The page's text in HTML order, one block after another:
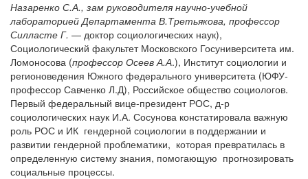
Назаренко С.А., зам руководителя научно-учебной
лабораторией Департамента В.Третьякова, профессор
Силласте Г. — доктор социологических наук),
Социологический факультет Московского Госуниверситета им.
Ломоносова (профессор Осеев А.А.), Институт социологии и
регионоведения Южного федерального университета (ЮФУ-
профессор Савченко Л.Д), Российское общество социологов.
Первый федеральный вице-президент РОС, д-р
социологических наук И.А. Сосунова констатировала важную
роль РОС и ИК гендерной социологии в поддержании и
развитии гендерной проблематики, которая превратилась в
определенную систему знания, помогающую прогнозировать
социальные процессы.